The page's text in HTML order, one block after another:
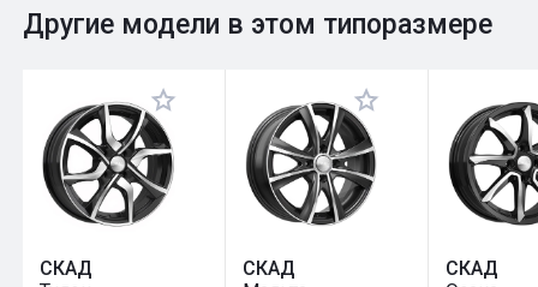
Оставить отзыв
Общий рейтинг 0
Другие модели в этом типоразмере
СКАД
СКАД
СКАД